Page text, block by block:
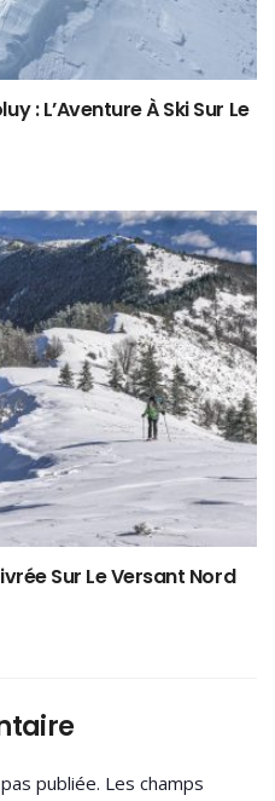
: L’Aventure À Ski Sur Le
Sur Le Versant Nord
publiée. Les champs